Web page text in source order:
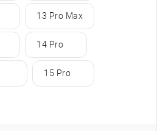
13 Pro Max
14 Pro
15 Pro